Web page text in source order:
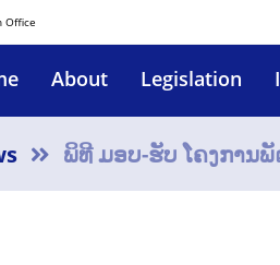
About Legislation
ພິທີ ມອບ-ຮັບ ໂຄງການ